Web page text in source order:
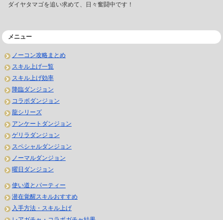
ダイヤタマゴを追い求めて、日々奮闘中です！
メニュー
ノーコン攻略まとめ
スキル上げ一覧
スキル上げ効率
降臨ダンジョン
コラボダンジョン
龍シリーズ
アンケートダンジョン
ゲリラダンジョン
スペシャルダンジョン
ノーマルダンジョン
曜日ダンジョン
使い道とパーティー
潜在覚醒スキルおすすめ
入手方法・スキル上げ